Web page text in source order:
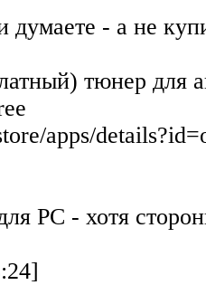
думаете - а не
тюнер для
apps/
РС - хотя